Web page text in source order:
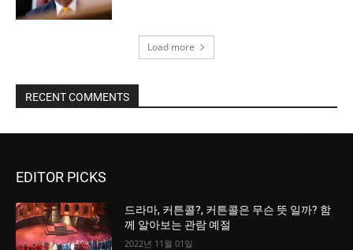
Load more
RECENT COMMENTS
EDITOR PICKS
드라마, 커튼콜?, 커튼콜은 무슨 뜻 일까? 함
께 알아보는 관람 예절
2022년 11월 01일